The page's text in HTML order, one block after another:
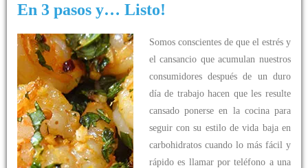
En 3 pasos y… Listo!
Somos conscientes de que el estrés y
el cansancio que acumulan nuestros
consumidores después de un duro
día de trabajo hacen que les resulte
cansado ponerse en la cocina para
seguir con su estilo de vida baja en
carbohidratos cuando lo más fácil y
rápido es llamar por teléfono a una